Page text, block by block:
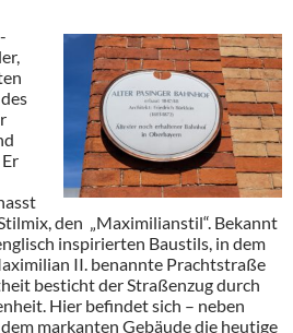
den „Maximilianstil“. Bekannt
inspirierten Baustils, in dem
II. benannte Prachtstraße
besticht der Straßenzug durch
Hier befindet sich – neben
markanten Gebäude die heutige